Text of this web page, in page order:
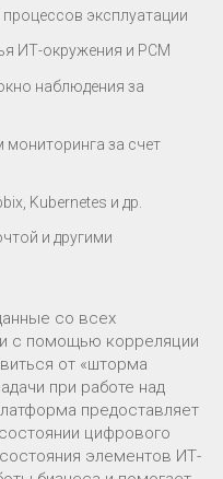
эксплуатации
ИТ-окружения и РСМ
наблюдения за
мониторинга за счет
Kubernetes и др.
и другими
со всех
с помощью корреляции
от «шторма
при работе над
предоставляет
цифрового
элементов ИТ-